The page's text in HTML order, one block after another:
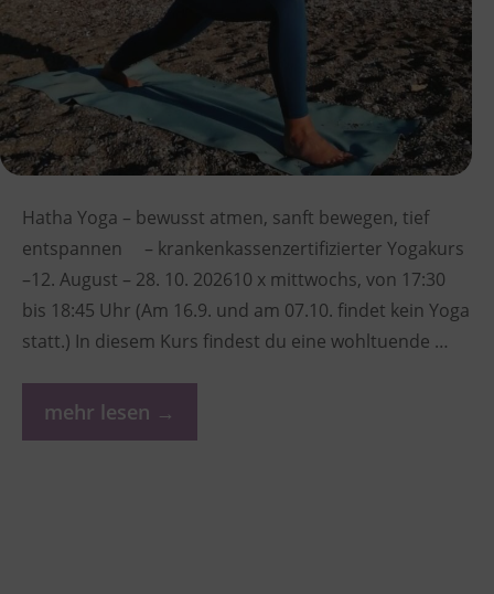
Hatha Yoga – bewusst atmen, sanft bewegen, tief
entspannen – krankenkassenzertifizierter Yogakurs
–12. August – 28. 10. 202610 x mittwochs, von 17:30
bis 18:45 Uhr (Am 16.9. und am 07.10. findet kein Yoga
statt.) In diesem Kurs findest du eine wohltuende …
mehr lesen →